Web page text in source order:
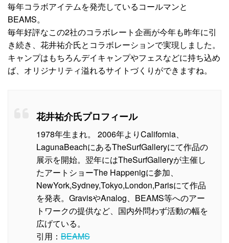
毎年コラボアイテムを発売しているコールマンと
BEAMS。
毎年好評なこの2社のコラボレート企画が今年も昨年に引
き続き、花井祐介氏とコラボレーションで実現しました。
キャンプはもちろんデイキャンプやフェスなどに持ち込め
ば、オリジナリティ溢れるサイトづくりができますね。
花井祐介氏プロフィール
1978年生まれ。 2006年よりCalifornia、
LagunaBeachにあるTheSurfGalleryにて作品の
展示を開始。翌年にはTheSurfGalleryが主催し
たアートショーThe Happenigに参加、
NewYork,Sydney,Tokyo,London,Parisにて作品
を発表。GravisやAnalog、BEAMS等へのアー
トワークの提供など、国内外問わず活動の幅を
広げている。
引用： BEAMS